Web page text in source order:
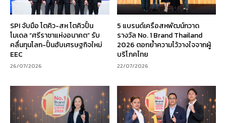
SPI จับมือ โตคิว-สห โตคิวปั้น
โมเดล “ศรีราชาแห่งอนาคต” รับ
คลื่นทุนโลก-ปั้นฮับเศรษฐกิจใหม่
EEC
26/07/2026
5 แบรนด์เครือสหพัฒน์กวาด
รางวัล No. 1 Brand Thailand
2026 ตอกย้ำความไว้วางใจจากผู้
บริโภคไทย
22/07/2026